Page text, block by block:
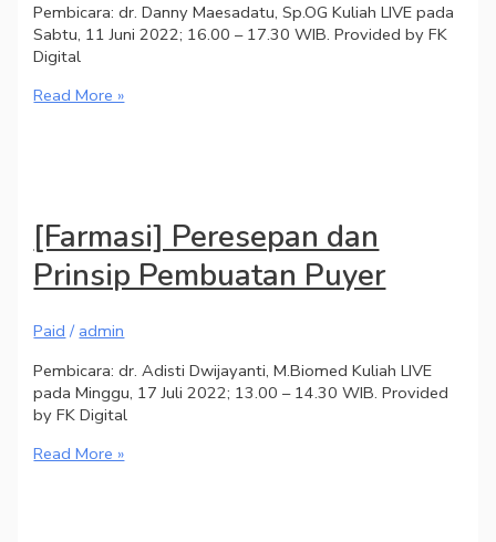
Pembicara: dr. Danny Maesadatu, Sp.OG Kuliah LIVE pada
Sabtu, 11 Juni 2022; 16.00 – 17.30 WIB. Provided by FK
Digital
Read More »
[Farmasi] Peresepan dan
Prinsip Pembuatan Puyer
Paid / admin
Pembicara: dr. Adisti Dwijayanti, M.Biomed Kuliah LIVE
pada Minggu, 17 Juli 2022; 13.00 – 14.30 WIB. Provided
by FK Digital
Read More »